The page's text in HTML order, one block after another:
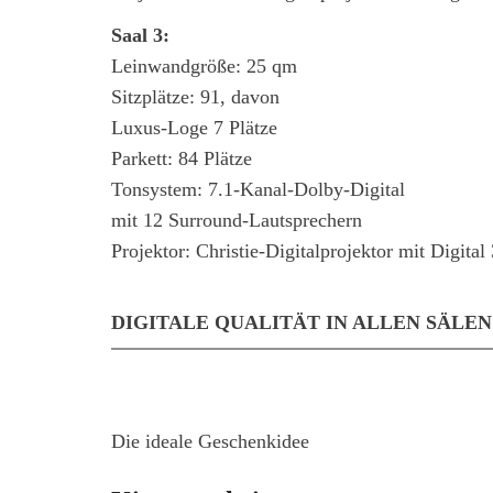
Saal 3:
Leinwandgröße: 25 qm
Sitzplätze: 91, davon
Luxus-Loge 7 Plätze
Parkett: 84 Plätze
Tonsystem: 7.1-Kanal-Dolby-Digital
mit 12 Surround-Lautsprechern
Projektor: Christie-Digitalprojektor mit Digital
DIGITALE QUALITÄT IN ALLEN
Die ideale Geschenkidee